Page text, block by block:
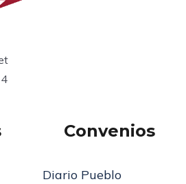
Convenios
Diario Pueblo